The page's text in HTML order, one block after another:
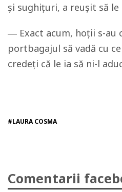
și sughițuri, a reușit să le
― Exact acum, hoții s-au
portbagajul să vadă cu
credeți că le ia să ni-l
#LAURA COSMA
Comentarii